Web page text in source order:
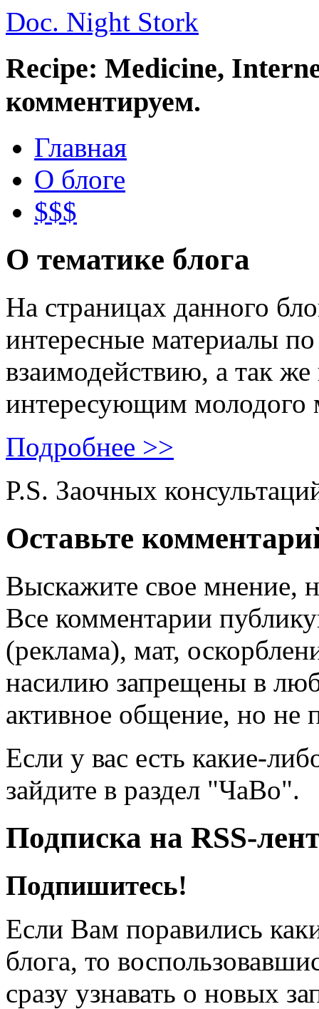
Doc. Night Stork
Recipe: Medicine,
комментируем.
Главная
О блоге
$$$
О тематике блога
На страницах данного
интересные материалы
взаимодействию, а так
интересующим молодого
Подробнее >>
P.S. Заочных
Оставьте
Выскажите свое мнение,
Все комментарии
(реклама), мат,
насилию запрещены в
активное общение, но не
Если у вас есть какие-
зайдите в раздел "ЧаВо".
Подписка на RSS-
Подпишитесь!
Если Вам поравились
блога, то
сразу узнавать о новых